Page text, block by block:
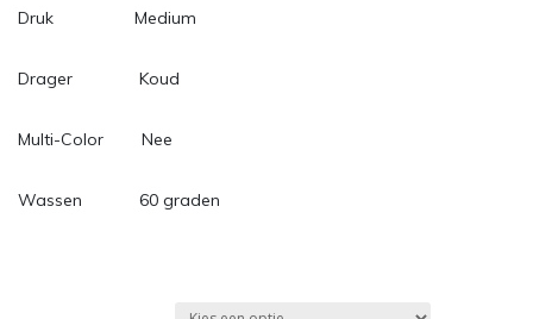
Druk Medium
Drager Koud
Multi-Color Nee
Wassen 60 graden